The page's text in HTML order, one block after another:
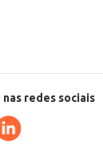
redes sociais